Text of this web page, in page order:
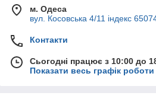
м. Одеса
вул. Косовська 4/11 індекс
Контакти
Сьогодні працює з 10:00 до
Показати весь графік роботи